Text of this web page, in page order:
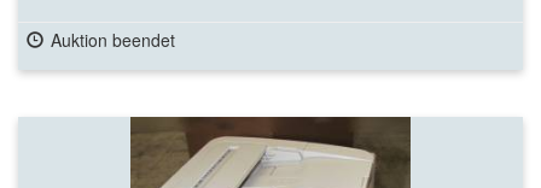
Auktion beendet